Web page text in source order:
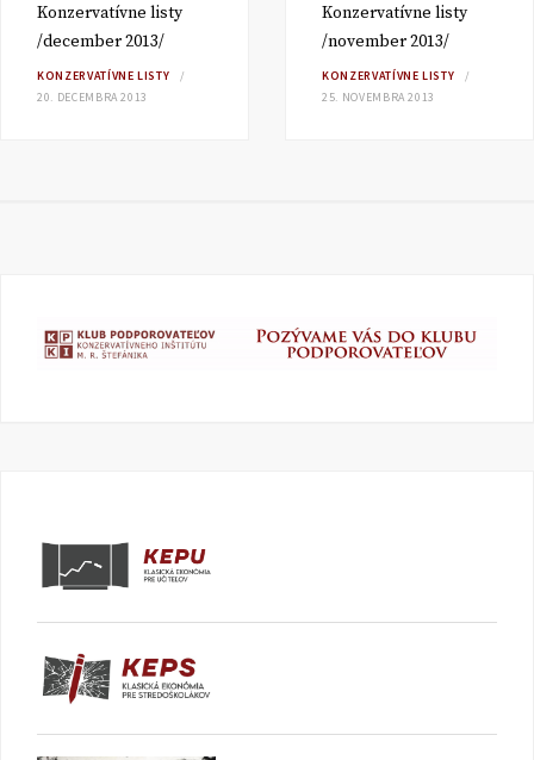
Konzervatívne listy
/december 2013/
KONZERVATÍVNE LISTY
20. DECEMBRA 2013
Konzervatívne listy
/november 2013/
KONZERVATÍVNE LISTY
25. NOVEMBRA 2013